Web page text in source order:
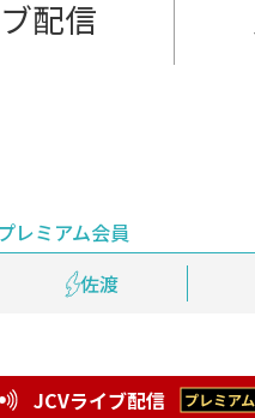
配信
佐渡
報
プレミアム会員
JCVライブ配信